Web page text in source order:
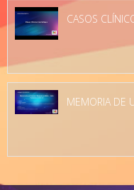
CASOS
MEMORIA DE